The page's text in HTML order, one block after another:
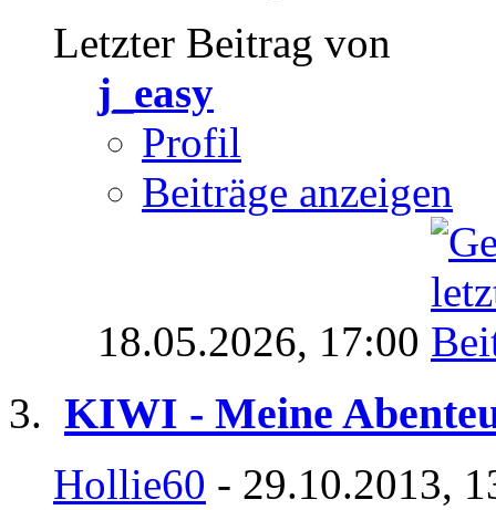
Letzter Beitrag von
j_easy
Profil
Beiträge anzeigen
18.05.2026, 17:00
KIWI - Meine
Hollie60 - 29.10.2013,